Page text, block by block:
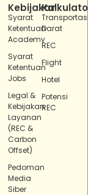
Kebijakan
Syarat
Ketentuan
Academy
Syarat
Ketentuan
Jobs
Legal &
Kebijakan
Layanan
(REC &
Carbon
Offset)
Pedoman
Media
Siber
Darat
REC
Flight
Hotel
Potensi
REC